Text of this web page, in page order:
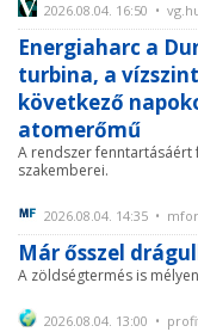
2026.08.04. 16:50 •
Energiaharc a
turbina, a
következő
atomerőmű
A rendszer fenntartásáért
szakemberei.
2026.08.04. 14:35 •
Már ősszel
A zöldségtermés is
2026.08.04. 13:00 •